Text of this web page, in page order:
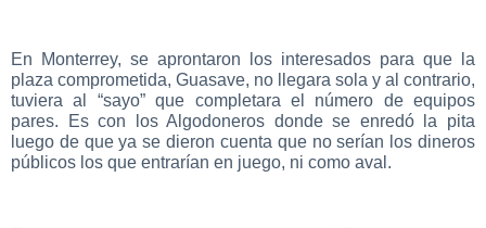
En Monterrey, se aprontaron los interesados para que la
plaza comprometida, Guasave, no llegara sola y al contrario,
tuviera al “sayo” que completara el número de equipos
pares. Es con los Algodoneros donde se enredó la pita
luego de que ya se dieron cuenta que no serían los dineros
públicos los que entrarían en juego, ni como aval.